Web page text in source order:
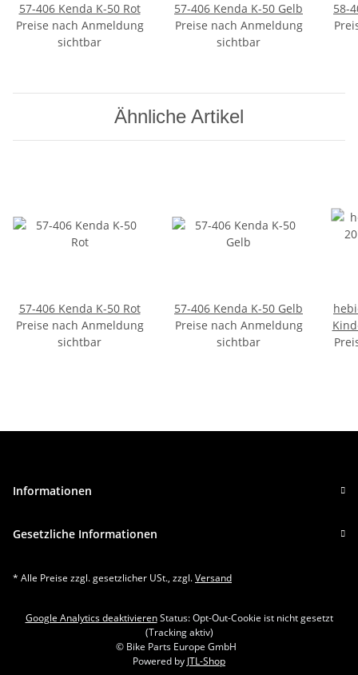
57-406 Kenda K-50 Rot
Preise nach Anmeldung
sichtbar
57-406 Kenda K-50 Gelb
Preise nach Anmeldung
sichtbar
58-
Ähnliche Artikel
57-406 Kenda K-50 Rot
Preise nach Anmeldung
sichtbar
57-406 Kenda K-50 Gelb
Preise nach Anmeldung
sichtbar
Informationen
Gesetzliche Informationen
* Alle Preise zzgl. gesetzlicher USt., zzgl.Versand
Google Analytics deaktivieren Status: Opt-Out-Cookie ist nicht gesetzt
(Tracking aktiv)
© Bike Parts Europe GmbH
Powered by JTL-Shop